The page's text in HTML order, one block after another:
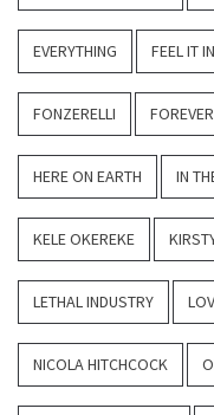
EVERYTHING FEEL IT
FONZERELLI
HERE ON EARTH IN
KELE OKEREKE
LETHAL INDUSTRY
NICOLA HITCHCOCK